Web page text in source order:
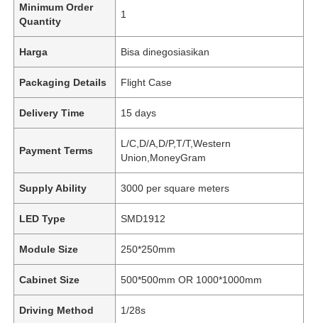
Minimum Order
Quantity
1
Harga Bisa dinegosiasikan
Packaging Details Flight Case
Delivery Time 15 days
Payment Terms
L/C,D/A,D/P,T/T,Western
Union,MoneyGram
Supply Ability 3000 per square meters
LED Type SMD1912
Module Size 250*250mm
Cabinet Size 500*500mm OR 1000*1000mm
Driving Method 1/28s